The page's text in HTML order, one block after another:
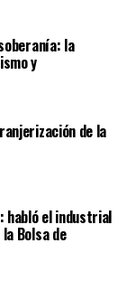
la
y
de la
habló el industrial
Bolsa de